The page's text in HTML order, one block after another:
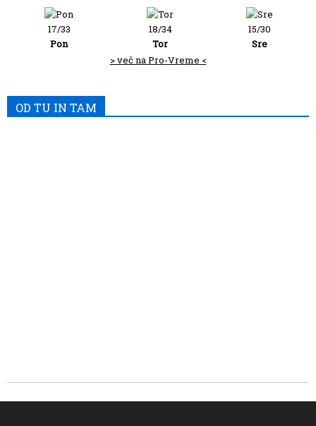
17/33
Pon
18/34
Tor
15/30
Sre
> več na Pro-Vreme <
OD TU IN TAM